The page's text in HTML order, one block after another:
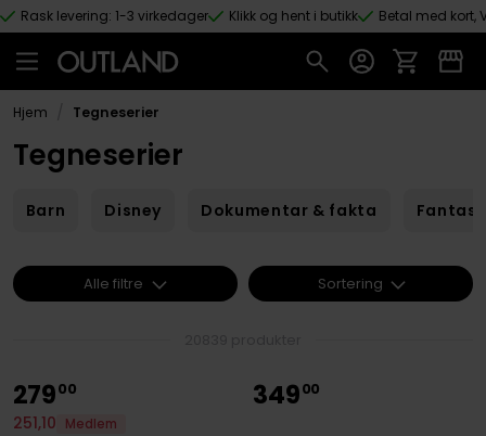
Hopp til hovedinnhold
Rask levering: 1-3 virkedager Klikk og hent i butikk Betal med kort,
Hjem Tegneserier
Tegneserier
Barn Disney Dokumentar & fakta Fantasy
27900
251,10
Medlem
34900
Alle filtre Sortering